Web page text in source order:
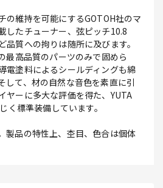
の維持を可能にするGOTOH社のマ
したチューナー、弦ピッチ10.8
質への拘りは随所に及びます。
最高品質のパーツのみで固めら
電塗料によるシールディングも綿
して、材の自然な音色を素直に引
ヤーに多大な評価を得た、YUTA
く標準装備しています。
製品の特性上、杢目、色合は個体